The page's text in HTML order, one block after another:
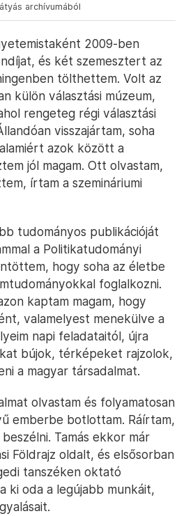
archívumából
2009-ben
és két szemesztert az
tölthettem. Volt az
külön választási múzeum,
rengeteg régi választási
visszajártam, soha
azok között a
jól magam. Ott olvastam,
írtam a szemináriumi
tudományos publikációját
a Politikatudományi
hogy soha az életbe
foglalkozni.
kaptam magam, hogy
valamelyest menekülve a
napi feladataitól, újra
bújok, térképeket rajzolok,
a magyar társadalmat.
olvastam és folyamatosan
emberbe botlottam. Ráírtam,
Tamás ekkor már
Földrajz oldalt, és elsősorban
tanszéken oktató
ki oda a legújabb munkáit,